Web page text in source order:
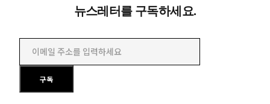
뉴스레터를 구독하세요.
이메일 주소를 입력하세요
구독